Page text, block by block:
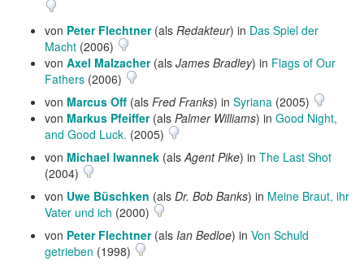
von Peter Flechtner(als Redakteur) in Das Spiel der
Macht (2006)
von Axel Malzacher(als James Bradley) in Flags of Our
Fathers (2006)
von Marcus Off (als Fred Franks) in Syriana (2005)
von Markus Pfeiffer(als Palmer Williams) in Good Night,
and Good Luck. (2005)
von Michael Iwannek (alsAgent Pike) in The Last Shot
(2004)
von Uwe Büschken (als Dr. Bob Banks) in Meine Braut, ihr
Vater und ich (2000)
von Peter Flechtner(als Ian Bedloe) in Von Schuld
getrieben (1998)